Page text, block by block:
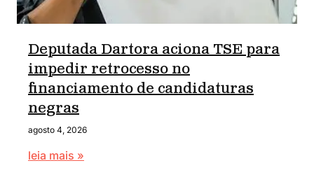
Deputada Dartora aciona TSE para
impedir retrocesso no
financiamento de candidaturas
negras
agosto 4, 2026
leia mais »